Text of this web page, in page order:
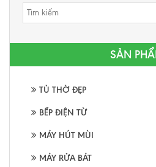
SẢN
TỦ THỜ ĐẸP
BẾP ĐIỆN TỪ
MÁY HÚT MÙI
MÁY RỬA BÁT